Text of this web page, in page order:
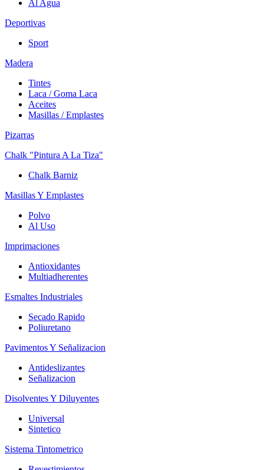
Al Agua
Deportivas
Sport
Madera
Tintes
Laca / Goma Laca
Aceites
Masillas / Emplastes
Pizarras
Chalk "Pintura A La Tiza"
Chalk Barniz
Masillas Y Emplastes
Polvo
Al Uso
Imprimaciones
Antioxidantes
Multiadherentes
Esmaltes Industriales
Secado Rapido
Poliuretano
Pavimentos Y Señalizacion
Antideslizantes
Señalizacion
Disolventes Y Diluyentes
Universal
Sintetico
Sistema Tintometrico